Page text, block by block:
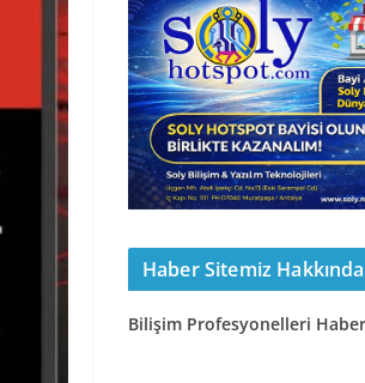
Haber Sitemiz Hakkında
Bilişim Profesyonelleri